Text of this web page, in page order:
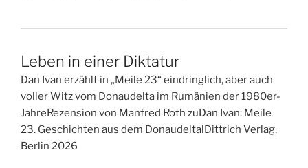
Leben in einer Diktatur
Dan Ivan erzählt in „Meile 23“ eindringlich, aber auch
voller Witz vom Donaudelta im Rumänien der 1980er-
JahreRezension von Manfred Roth zuDan Ivan: Meile
23. Geschichten aus dem DonaudeltalDittrich Verlag,
Berlin 2026